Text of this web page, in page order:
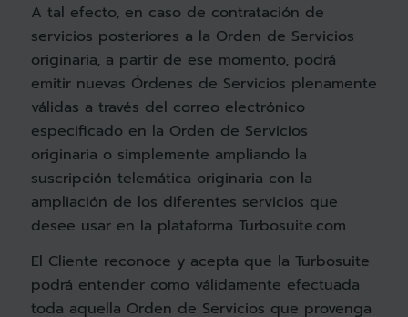
A tal efecto, en caso de contratación de
servicios posteriores a la Orden de Servicios
originaria, a partir de ese momento, podrá
emitir nuevas Órdenes de Servicios plenamente
válidas a través del correo electrónico
especificado en la Orden de Servicios
originaria o simplemente ampliando la
suscripción telemática originaria con la
ampliación de los diferentes servicios que
desee usar en la plataforma Turbosuite.com
El Cliente reconoce y acepta que la Turbosuite
podrá entender como válidamente efectuada
toda aquella Orden de Servicios que provenga